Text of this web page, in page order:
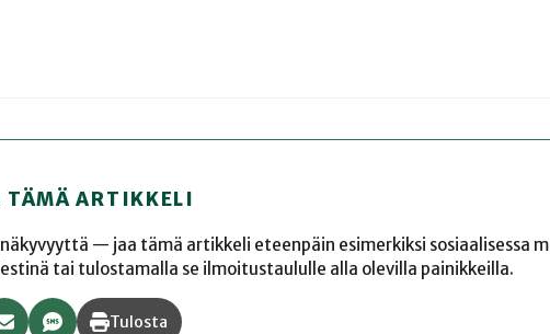
TÄMÄ ARTIKKELI
— jaa tämä artikkeli eteenpäin esimerkiksi sosiaalisessa
tai tulostamalla se ilmoitustaululle alla olevilla painikkeilla.
Tulosta